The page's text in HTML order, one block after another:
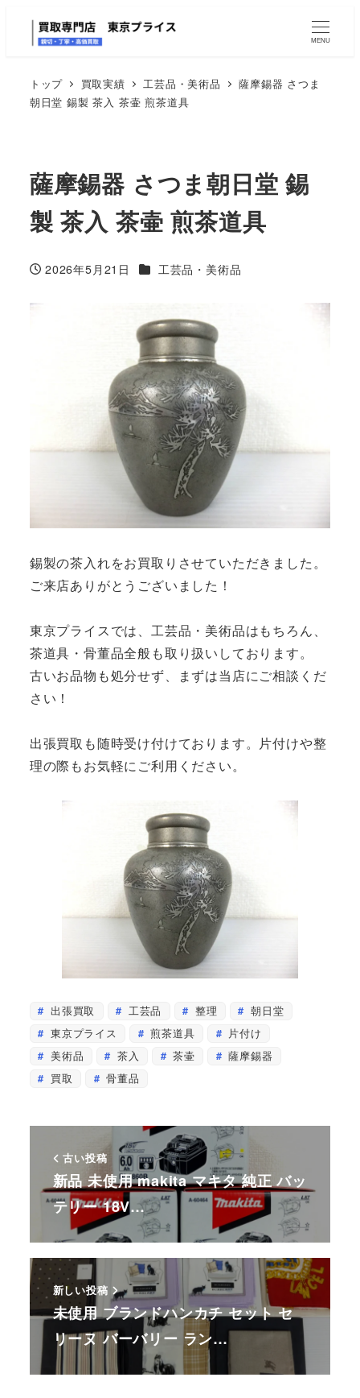
MENU
トップ 買取実績 工芸品・美術品
薩摩錫器 さつま
朝日堂 錫製 茶入 茶壷 煎茶道具
薩摩錫器 さつま朝日堂 錫
製 茶入 茶壷 煎茶道具
投稿日
2026年5月21日 カテゴリー
工芸品・美術品
錫製の茶入れをお買取りさせていただきました。
ご来店ありがとうございました！
東京プライスでは、工芸品・美術品はもちろん、
茶道具・骨董品全般も取り扱いしております。
古いお品物も処分せず、まずは当店にご相談くだ
さい！
出張買取も随時受け付けております。片付けや整
理の際もお気軽にご利用ください。
出張買取 工芸品 整理
朝日堂
東京プライス
煎茶道具
片付け
美術品
茶入 茶壷
薩摩錫器
買取
骨董品
古い投稿
新品 未使用 makita マキタ 純正 バッ
テリー 18V…
新しい投稿
未使用 ブランドハンカチ セット セ
リーヌ バーバリー ラン…